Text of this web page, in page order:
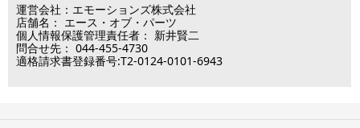
営業時間：09:30～17:30
（電話対応休止時間：12:00～13:00）
土日祝日は出荷業務のみ行います。
土日祝日は電話・メールのお問い合わせ返信は
運営会社：エモーションズ株式会社
店舗名： エース・オブ・パーツ
個人情報保護管理責任者： 新井賢二
問合せ先： 044-455-4730
適格請求書登録番号:T2-0124-0101-6943